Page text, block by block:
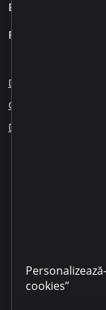
cookies”
Business
Pentru clienți
Despre noi
Creditare
Dezvăluirea